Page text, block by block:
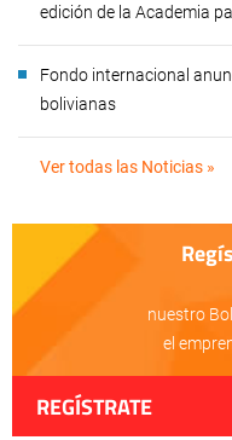
edición de la Academia
Fondo internacional
bolivianas
Ver todas las Noticias »
nuestro
el
REGÍSTRATE